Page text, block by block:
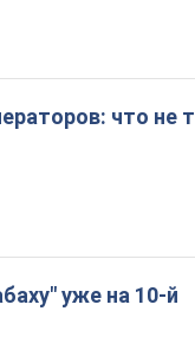
что не
уже на 10-й